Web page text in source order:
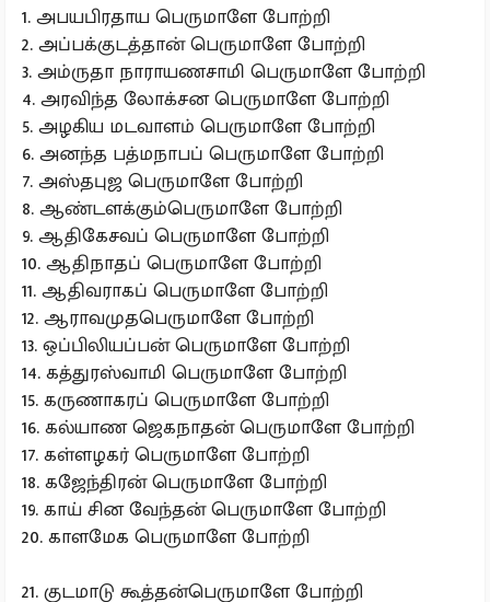
1. அபயபிரதாய பெருமாளே போற்றி
2. அப்பக்குடத்தான் பெருமாளே போற்றி
3. அம்ருதா நாராயணசாமி பெருமாளே போற்றி
4. அரவிந்த லோக்சன பெருமாளே போற்றி
5. அழகிய மடவாளம் பெருமாளே போற்றி
6. அனந்த பத்மநாபப் பெருமாளே போற்றி
7. அஸ்தபுஜ பெருமாளே போற்றி
8. ஆண்டளக்கும்பெருமாளே போற்றி
9. ஆதிகேசவப் பெருமாளே போற்றி
10. ஆதிநாதப் பெருமாளே போற்றி
11. ஆதிவராகப் பெருமாளே போற்றி
12. ஆராவமுதபெருமாளே போற்றி
13. ஒப்பிலியப்பன் பெருமாளே போற்றி
14. கத்துரஸ்வாமி பெருமாளே போற்றி
15. கருணாகரப் பெருமாளே போற்றி
16. கல்யாண ஜெகநாதன் பெருமாளே போற்றி
17. கள்ளழகர் பெருமாளே போற்றி
18. கஜேந்திரன் பெருமாளே போற்றி
19. காய் சின வேந்தன் பெருமாளே போற்றி
20. காளமேக பெருமாளே போற்றி
21. குடமாடு கூத்தன்பெருமாளே போற்றி